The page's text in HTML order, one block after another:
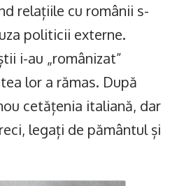
relațiile cu românii s-
politicii externe.
i-au „românizat”
lor a rămas. După
cetățenia italiană, dar
legați de pământul și